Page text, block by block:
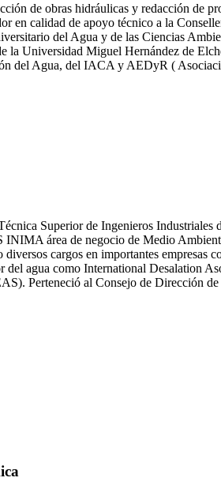
de obras hidráulicas y redacción de
en calidad de apoyo técnico a la
del Agua y de las Ciencias
la Universidad Miguel Hernández de
del Agua, del IACA y AEDyR (
Superior de Ingenieros
área de negocio de Medio
diversos cargos en importantes
del agua como International
Perteneció al Consejo de Dirección